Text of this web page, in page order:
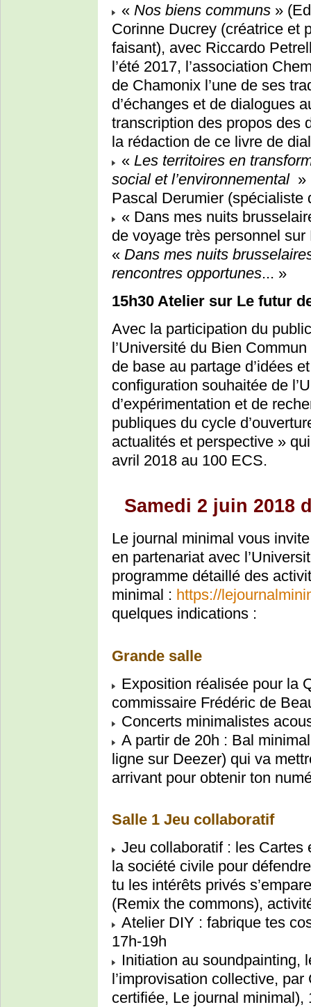
« Nos biens communs »
Corinne Ducrey (créatrice et
faisant), avec Riccardo
l’été 2017, l’association
de Chamonix l’une de ses
d’échanges et de dialogues
transcription des propos des
la rédaction de ce livre de
« Les territoires en
social et l’environnemental »
Pascal Derumier (spécialiste
« Dans mes nuits
de voyage très personnel
« Dans mes nuits
rencontres opportunes... »
15h30 Atelier sur Le futur
Avec la participation du
l’Université du Bien
de base au partage d’idées
configuration souhaitée de
d’expérimentation et de
publiques du cycle
actualités et perspective »
avril 2018 au 100 ECS.
Samedi 2 juin 2018
Le journal minimal vous
en partenariat avec
programme détaillé des
minimal : https://
quelques indications :
Grande salle
Exposition réalisée pour la
commissaire Frédéric de
Concerts minimalistes
A partir de 20h : Bal
ligne sur Deezer) qui va
arrivant pour obtenir ton
Salle 1 Jeu collaboratif
Jeu collaboratif : les Cartes
la société civile pour
tu les intérêts privés
(Remix the commons),
Atelier DIY : fabrique tes
17h-19h
Initiation au soundpainting,
l’improvisation collective,
certifiée, Le journal minimal),